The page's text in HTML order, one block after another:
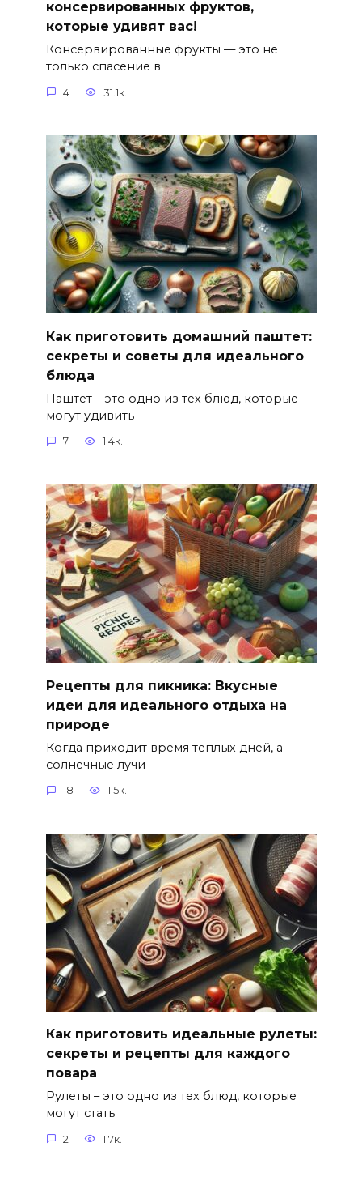
консервированных фруктов,
которые удивят вас!
Консервированные фрукты — это не
только спасение в
4 31.1к.
Как приготовить домашний паштет:
секреты и советы для идеального
блюда
Паштет – это одно из тех блюд, которые
могут удивить
7 1.4к.
Рецепты для пикника: Вкусные
идеи для идеального отдыха на
природе
Когда приходит время теплых дней, а
солнечные лучи
18 1.5к.
Как приготовить идеальные рулеты:
секреты и рецепты для каждого
повара
Рулеты – это одно из тех блюд, которые
могут стать
2 1.7к.